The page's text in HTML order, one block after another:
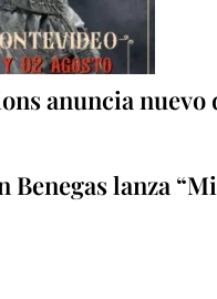
anuncia nuevo
Benegas lanza